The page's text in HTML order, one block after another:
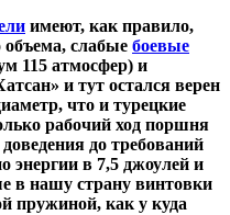
имеют, как правило,
слабые боевые
115 атмосфер) и
и тут остался верен
что и турецкие
рабочий ход поршня
до требований
энергии в 7,5 джоулей и
в нашу страну винтовки
пружиной, как у куда